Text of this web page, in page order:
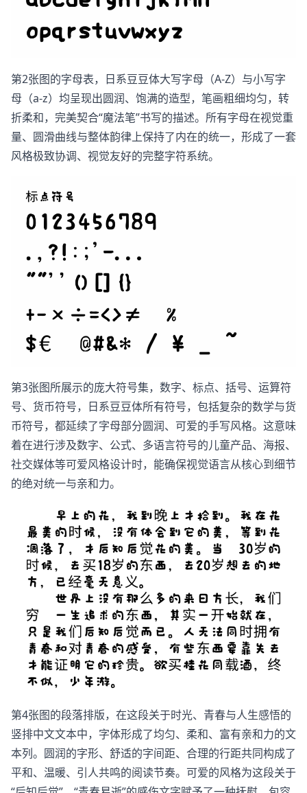
第2张图的字母表，日系豆豆体大写字母（A-Z）与小写字
母（a-z）均呈现出圆润、饱满的造型，笔画粗细均匀，转
折柔和，完美契合“魔法笔”书写的描述。所有字母在视觉重
量、圆滑曲线与整体韵律上保持了内在的统一，形成了一套
风格极致协调、视觉友好的完整字符系统。
第3张图所展示的庞大符号集，数字、标点、括号、运算符
号、货币符号，日系豆豆体所有符号，包括复杂的数学与货
币符号，都延续了字母部分圆润、可爱的手写风格。这意味
着在进行涉及数字、公式、多语言符号的儿童产品、海报、
社交媒体等可爱风格设计时，能确保视觉语言从核心到细节
的绝对统一与亲和力。
第4张图的段落排版，在这段关于时光、青春与人生感悟的
竖排中文文本中，字体形成了均匀、柔和、富有亲和力的文
本列。圆润的字形、舒适的字间距、合理的行距共同构成了
平和、温暖、引人共鸣的阅读节奏。可爱的风格为这段关于